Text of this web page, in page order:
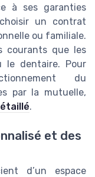
à ses garanties
un contrat
ou familiale.
courants que les
le dentaire. Pour
du
par la mutuelle,
.
et des
d’un espace